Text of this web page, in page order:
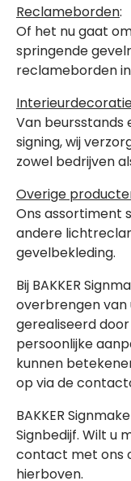
Reclameborden:
Of het nu gaat
springende
reclameborden
Van
signing, wij
zowel bedrijven
Overige
Ons assortiment
andere
gevelbekleding.
Bij BAKKER
overbrengen
gerealiseerd
persoonlijke
kunnen
op via de
BAKKER
Signbedijf. Wilt u
contact met ons
hierboven.